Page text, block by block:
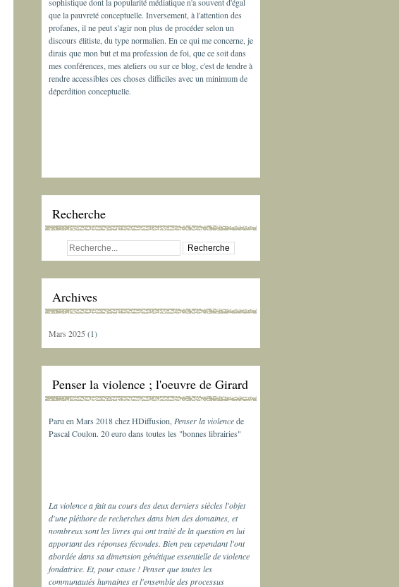
que la pauvreté conceptuelle. Inversement, à l'attention des
profanes, il ne peut s'agir non plus de procéder selon un
discours élitiste, du type normalien. En ce qui me concerne, je
dirais que mon but et ma profession de foi, que ce soit dans
mes conférences, mes ateliers ou sur ce blog, c'est de tendre à
rendre accessibles ces choses difficiles avec un minimum de
déperdition conceptuelle.
Recherche
Archives
Mars 2025 (1)
Penser la violence ; l'oeuvre de Girard
Paru en Mars 2018 chez HDiffusion, Penser la violencede
Pascal Coulon. 20 euro dans toutes les "bonnes librairies"
La violence a fait au cours des deux derniers siècles l'objet
d'une pléthore de recherches dans bien des domaines, et
nombreux sont les livres qui ont traité de la question en lui
apportant des réponses fécondes. Bien peu cependant l'ont
abordée dans sa dimension génétique essentielle de violence
fondatrice. Et, pour cause ! Penser que toutes les
communautés humaines et l'ensemble des processus